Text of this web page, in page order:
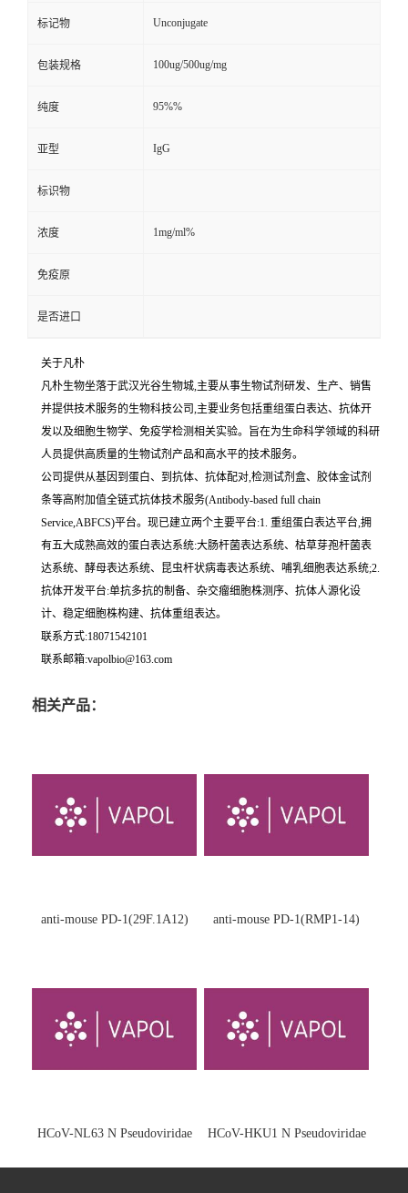
标记物 Unconjugate
包装规格 100ug/500ug/mg
纯度 95%%
亚型 IgG
标识物
浓度 1mg/ml%
免疫原
是否进口
关于凡朴
凡朴生物坐落于武汉光谷生物城,主要从事生物试剂研发、生产、销售
并提供技术服务的生物科技公司,主要业务包括重组蛋白表达、抗体开
发以及细胞生物学、免疫学检测相关实验。旨在为生命科学领域的科研
人员提供高质量的生物试剂产品和高水平的技术服务。
公司提供从基因到蛋白、到抗体、抗体配对,检测试剂盒、胶体金试剂
条等高附加值全链式抗体技术服务(Antibody-based full chain
Service,ABFCS)平台。现已建立两个主要平台:1. 重组蛋白表达平台,拥
有五大成熟高效的蛋白表达系统:大肠杆菌表达系统、枯草芽孢杆菌表
达系统、酵母表达系统、昆虫杆状病毒表达系统、哺乳细胞表达系统;2.
抗体开发平台:单抗多抗的制备、杂交瘤细胞株测序、抗体人源化设
计、稳定细胞株构建、抗体重组表达。
联系方式:18071542101
联系邮箱:vapolbio@163.com
相关产品：
anti-mouse PD-1(29F.1A12) anti-mouse PD-1(RMP1-14)
HCoV-NL63 N Pseudoviridae HCoV-HKU1 N Pseudoviridae